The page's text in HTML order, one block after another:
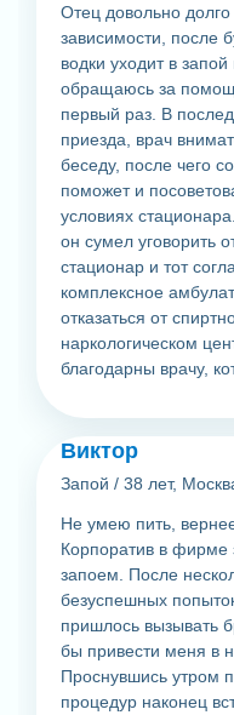
Отец довольно долго
зависимости, после
водки уходит в
обращаюсь за
первый раз. В
приезда, врач
беседу, после чего
поможет и
условиях
он сумел уговорить
стационар и тот
комплексное
отказаться от
наркологическом
благодарны врачу,
Виктор
Запой / 38 лет,
Не умею пить,
Корпоратив в фирме
запоем. После
безуспешных
пришлось вызывать
бы привести меня в
Проснувшись утром
процедур наконец